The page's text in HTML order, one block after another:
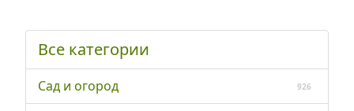
Все категории
Сад и огород 926